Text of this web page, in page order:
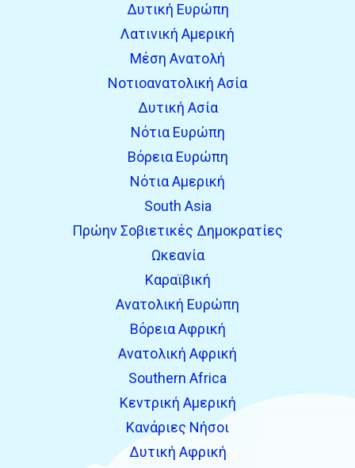
Δυτική Ευρώπη
Λατινική Αμερική
Μέση Ανατολή
Νοτιοανατολική Ασία
Δυτική Ασία
Νότια Ευρώπη
Βόρεια Ευρώπη
Νότια Αμερική
South Asia
Πρώην Σοβιετικές Δημοκρατίες
Ωκεανία
Καραϊβική
Ανατολική Ευρώπη
Βόρεια Αφρική
Ανατολική Αφρική
Southern Africa
Κεντρική Αμερική
Κανάριες Νήσοι
Δυτική Αφρική